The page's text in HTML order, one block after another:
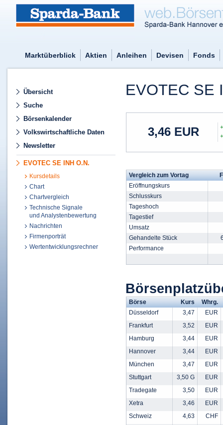
Marktüberblick Aktien Anleihen Devisen Fonds
Übersicht
Suche
Börsenkalender
Volkswirtschaftliche Daten
Newsletter
EVOTEC SE INH O.N.
Kursdetails
Chart
Chartvergleich
Technische Signale
und Analystenbewertung
Nachrichten
Firmenporträt
Wertentwicklungsrechner
EVOTEC SE
3,46 EUR
Vergleich zum Vortag
Eröffnungskurs
Schlusskurs
Tageshoch
Tagestief
Umsatz
Gehandelte Stück
Performance
Börse Kurs
Whrg.
Düsseldorf
3,47
EUR
Frankfurt
3,52
EUR
Hamburg
3,44
EUR
Hannover
3,44
EUR
München
3,47
EUR
Stuttgart
3,50 G
EUR
Tradegate
3,50
EUR
Xetra
3,46
EUR
Schweiz
4,63
CHF